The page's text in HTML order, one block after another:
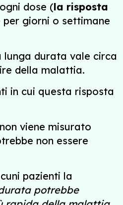
dose (la risposta
giorni o settimane
lunga durata vale circa
della malattia.
in cui questa risposta
viene misurato
non essere
pazienti la
potrebbe